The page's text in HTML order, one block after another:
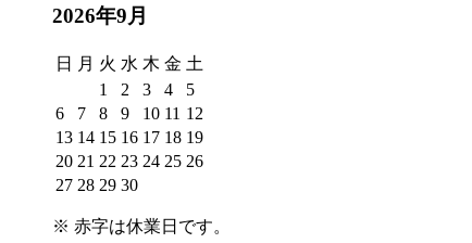
2026年9月
日 月 火 水 木 金 土
1
2 3 4
5
6
7 8 9 10 11 12
13 14 15 16 17 18 19
20 21 22 23 24 25 26
27 28 29 30
※ 赤字は休業日 です。